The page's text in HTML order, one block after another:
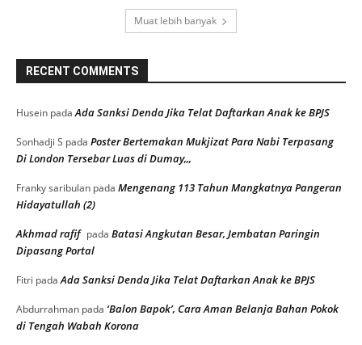
Muat lebih banyak
RECENT COMMENTS
Husein padaAda Sanksi Denda Jika Telat Daftarkan Anak ke BPJS
Sonhadji S pada Poster Bertemakan Mukjizat Para Nabi Terpasang
Di London Tersebar Luas di Dumay,,,
Franky saribulan pada Mengenang 113 Tahun Mangkatnya Pangeran
Hidayatullah (2)
Akhmad rafif pada Batasi Angkutan Besar, Jembatan Paringin
Dipasang Portal
Fitri padaAda Sanksi Denda Jika Telat Daftarkan Anak ke BPJS
Abdurrahman pada ‘Balon Bapok’, Cara Aman Belanja Bahan Pokok
di Tengah Wabah Korona